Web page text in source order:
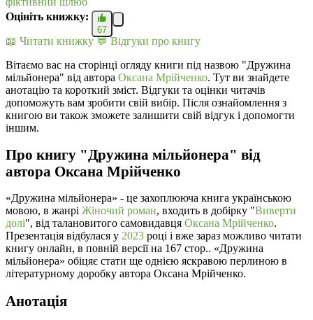
Оцініть книжку:
67
📖 Читати книжку 💬 Відгуки про книгу
Вітаємо вас на сторінці огляду книги під назвою "Дружина
мільйонера" від автора Оксана Мрійченко. Тут ви знайдете
анотацію та короткий зміст. Відгуки та оцінки читачів
допоможуть вам зробити свій вибір. Після ознайомлення з
книгою ви також зможете залишити свій відгук і допомогти
іншим.
Про книгу "Дружина мільйонера" від
автора Оксана Мрійченко
«Дружина мільйонера» - це захоплююча книга українською
мовою, в жанрі Жіночий роман, входить в добірку "Виверти
долі", від талановитого самовидавця Оксана Мрійченко.
Презентація відбулася у 2023 році і вже зараз можливо читати
книгу онлайн, в повній версії на 167 стор.. «Дружина
мільйонера» обіцяє стати ще однією яскравою перлиною в
літературному доробку автора Оксана Мрійченко.
Анотація